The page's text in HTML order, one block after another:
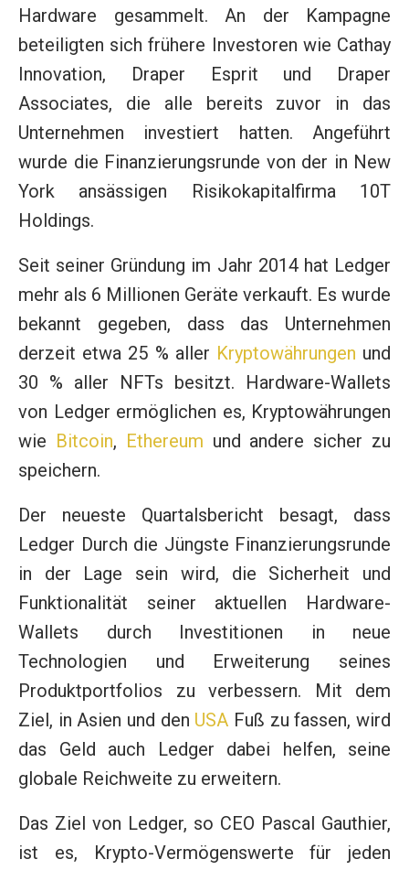
Hardware gesammelt. An der Kampagne
beteiligten sich frühere Investoren wie Cathay
Innovation, Draper Esprit und Draper
Associates, die alle bereits zuvor in das
Unternehmen investiert hatten. Angeführt
wurde die Finanzierungsrunde von der in New
York ansässigen Risikokapitalfirma 10T
Holdings.
Seit seiner Gründung im Jahr 2014 hat Ledger
mehr als 6 Millionen Geräte verkauft. Es wurde
bekannt gegeben, dass das Unternehmen
derzeit etwa 25 % aller Kryptowährungen und
30 % aller NFTs besitzt. Hardware-Wallets
von Ledger ermöglichen es, Kryptowährungen
wie Bitcoin, Ethereum und andere sicher zu
speichern.
Der neueste Quartalsbericht besagt, dass
Ledger Durch die Jüngste Finanzierungsrunde
in der Lage sein wird, die Sicherheit und
Funktionalität seiner aktuellen Hardware-
Wallets durch Investitionen in neue
Technologien und Erweiterung seines
Produktportfolios zu verbessern. Mit dem
Ziel, in Asien und den USA Fuß zu fassen, wird
das Geld auch Ledger dabei helfen, seine
globale Reichweite zu erweitern.
Das Ziel von Ledger, so CEO Pascal Gauthier,
ist es, Krypto-Vermögenswerte für jeden